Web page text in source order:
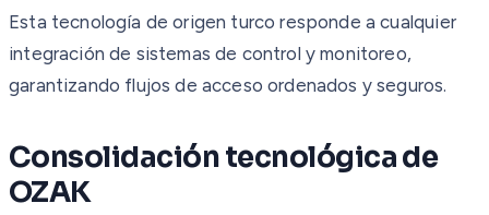
Esta tecnología de origen turco responde a cualquier
integración de sistemas de control y monitoreo,
garantizando flujos de acceso ordenados y seguros.
Consolidación tecnológica de
OZAK